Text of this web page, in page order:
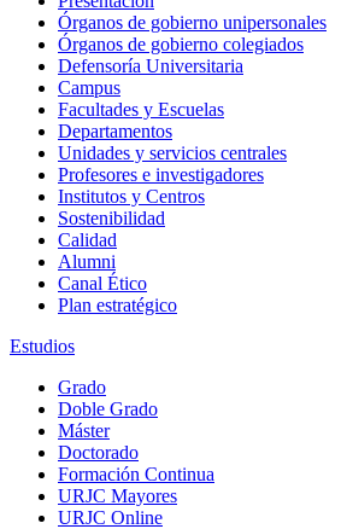
Órganos de gobierno unipersonales
Órganos de gobierno colegiados
Defensoría Universitaria
Campus
Facultades y Escuelas
Departamentos
Unidades y servicios centrales
Profesores e investigadores
Institutos y Centros
Sostenibilidad
Calidad
Alumni
Canal Ético
Plan estratégico
Estudios
Grado
Doble Grado
Máster
Doctorado
Formación Continua
URJC Mayores
URJC Online